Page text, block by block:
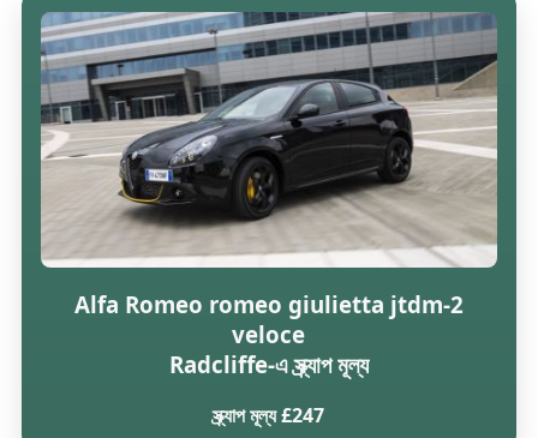
Alfa Romeo romeo giulietta jtdm-2
veloce
Radcliffe-এ স্ক্র্যাপ মূল্য
স্ক্র্যাপ মূল্য £247